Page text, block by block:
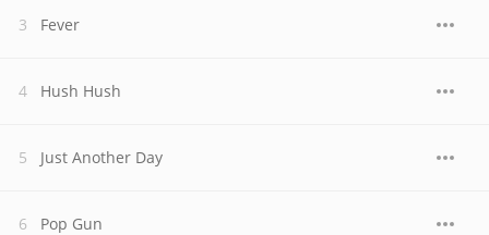
Fever
Hush Hush
Just Another Day
Pop Gun